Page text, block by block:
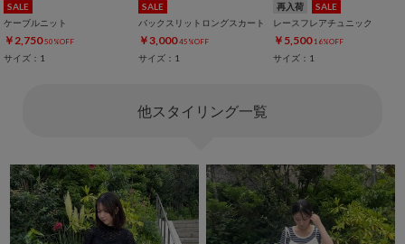
SALE
ケーブルニット
￥2,750 50%OFF
サイズ：1
SALE
バックスリットロングスカート
￥3,000 45%OFF
サイズ：1
再入荷
SALE
レースフレアチュニック
￥5,500 16%OFF
サイズ：1
他スタイリング一覧